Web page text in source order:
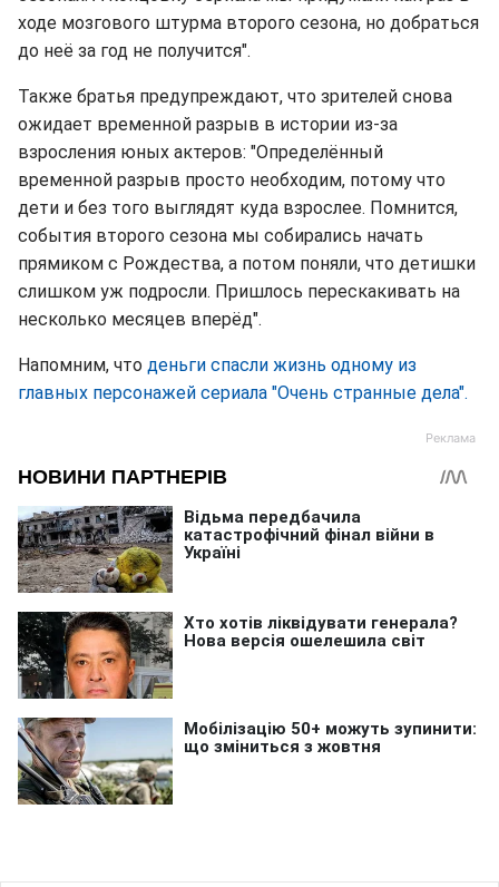
ходе мозгового штурма второго сезона, но добраться
до неё за год не получится".
Также братья предупреждают, что зрителей снова
ожидает временной разрыв в истории из-за
взросления юных актеров: "Определённый
временной разрыв просто необходим, потому что
дети и без того выглядят куда взрослее. Помнится,
события второго сезона мы собирались начать
прямиком с Рождества, а потом поняли, что детишки
слишком уж подросли. Пришлось перескакивать на
несколько месяцев вперёд".
Напомним, что деньги спасли жизнь одному из
главных персонажей сериала "Очень странные дела".